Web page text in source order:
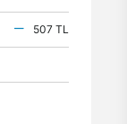
507 TL